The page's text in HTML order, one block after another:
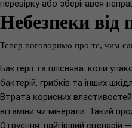
перевірку або зберігався
Небезпеки від
Тепер поговоримо про те, чим
Бактерії та пліснява: коли
бактерій, грибків та інших
Втрата корисних
вітаміни чи мінерали. Такий
Отруєння: найгірший сценарій